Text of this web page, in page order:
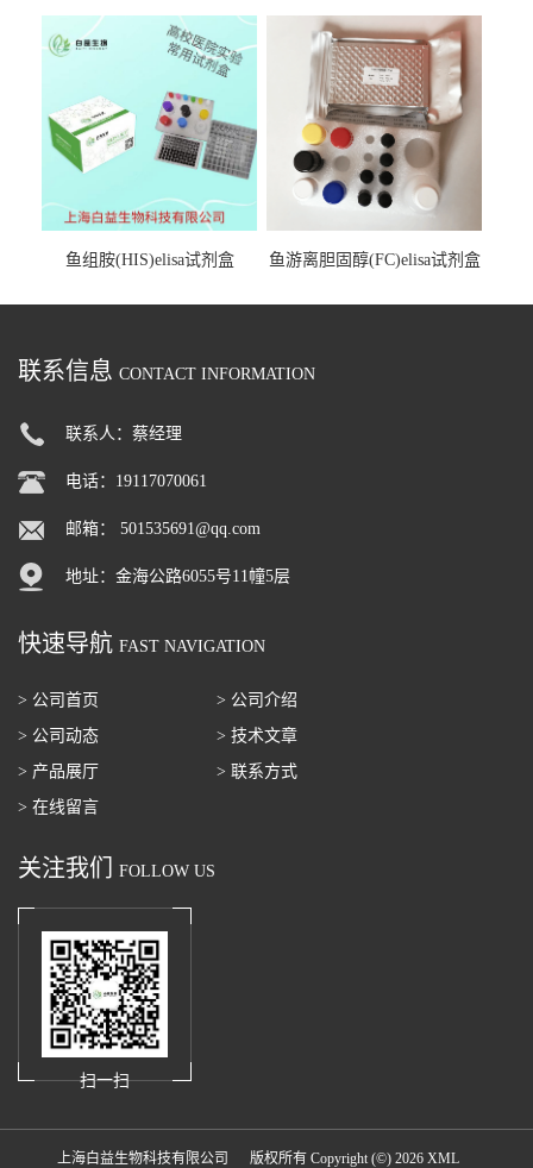
鱼组胺(HIS)elisa试剂盒 鱼游离胆固醇(FC)elisa试剂盒
联系信息 CONTACT INFORMATION
联系人：蔡经理
电话：19117070061
邮箱： 501535691@qq.com
地址：金海公路6055号11幢5层
快速导航 FAST NAVIGATION
> 公司首页
> 公司介绍
> 公司动态
> 技术文章
> 产品展厅
> 联系方式
> 在线留言
关注我们 FOLLOW US
扫一扫
上海白益生物科技有限公司 版权所有 Copyright (©) 2026 XML